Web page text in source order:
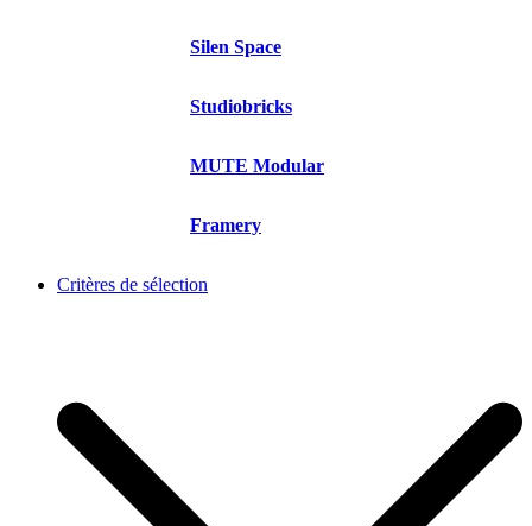
Silen Space
Studiobricks
MUTE Modular
Framery
Critères de sélection